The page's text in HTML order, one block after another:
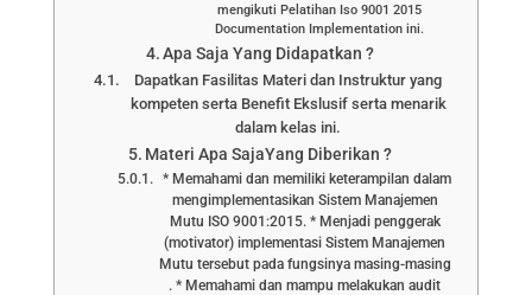
mengikuti Pelatihan Iso 9001 2015
Documentation Implementation ini.
Apa Saja Yang Didapatkan ?
Dapatkan Fasilitas Materi dan Instruktur yang
kompeten serta Benefit Ekslusif serta menarik
dalam kelas ini.
Materi Apa SajaYang Diberikan ?
* Memahami dan memiliki keterampilan dalam
mengimplementasikan Sistem Manajemen
Mutu ISO 9001:2015. * Menjadi penggerak
(motivator) implementasi Sistem Manajemen
Mutu tersebut pada fungsinya masing-masing
. * Memahami dan mampu melakukan audit